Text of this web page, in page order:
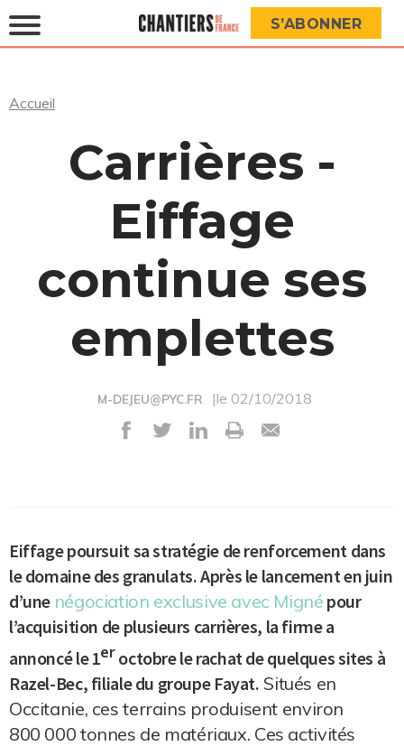
S’ABONNER
Accueil
Carrières -
Eiffage
continue ses
emplettes
M-DEJEU@PYC.FR |le 02/10/2018
Eiffage poursuit sa stratégie de renforcement dans
le domaine des granulats. Après le lancement en juin
d’une négociation exclusive avec Migné pour
l’acquisition de plusieurs carrières, la firme a
annoncé le 1eroctobre le rachat de quelques sites à
Razel-Bec, filiale du groupe Fayat. Situés en
Occitanie, ces terrains produisent environ
800 000 tonnes de matériaux. Ces activités